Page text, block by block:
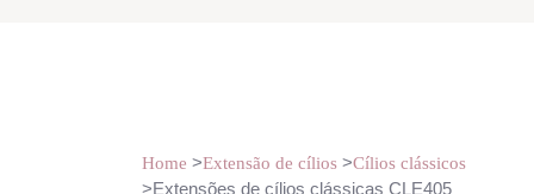
Home >Extensão de cílios>Cílios clássicos
>Extensões de cílios clássicas CLE405